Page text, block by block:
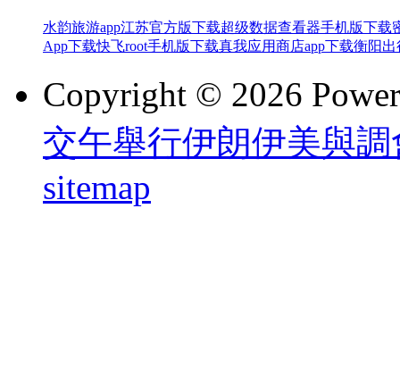
水韵旅游app江苏官方版下载超级数据查看器手机版下载
App下载快飞root手机版下载真我应用商店app下载衡阳出
Copyright © 2026
交午舉行伊朗伊美與調
sitemap